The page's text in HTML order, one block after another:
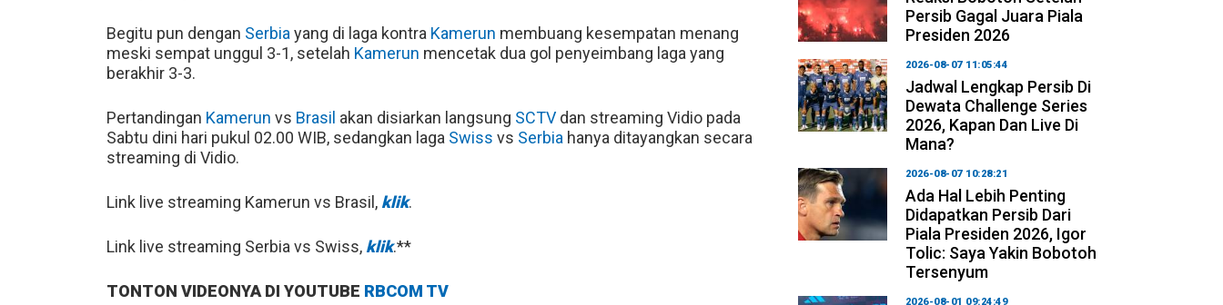
Begitu pun dengan Serbia yang di laga kontra Kamerun membuang kesempatan menang
meski sempat unggul 3-1, setelah Kamerun mencetak dua gol penyeimbang laga yang
berakhir 3-3.
Pertandingan Kamerun vs Brasil akan disiarkan langsung SCTV dan streaming Vidio pada
Sabtu dini hari pukul 02.00 WIB, sedangkan laga Swiss vs Serbia hanya ditayangkan secara
streaming di Vidio.
Link live streaming Kamerun vs Brasil, klik.
Link live streaming Serbia vs Swiss, klik.**
TONTON VIDEONYA DI YOUTUBE RBCOM TV
Persib Gagal Juara Piala
Presiden 2026
2026-08-07 11:05:44
Jadwal Lengkap Persib Di
Dewata Challenge Series
2026, Kapan Dan Live Di
Mana?
2026-08-07 10:28:21
Ada Hal Lebih Penting
Didapatkan Persib Dari
Piala Presiden 2026, Igor
Tolic: Saya Yakin Bobotoh
Tersenyum
2026-08-01 09:24:49